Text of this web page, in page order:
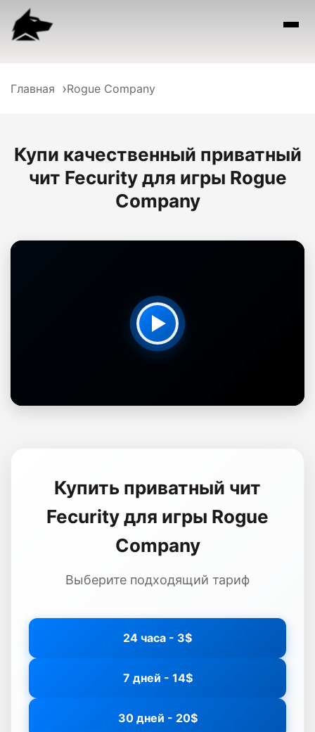
Главная Rogue Company
Купи качественный приватный
чит Fecurity для игры Rogue
Company
Купить приватный чит
Fecurity для игры Rogue
Company
Выберите подходящий тариф
24 часа - 3$
7 дней - 14$
30 дней - 20$